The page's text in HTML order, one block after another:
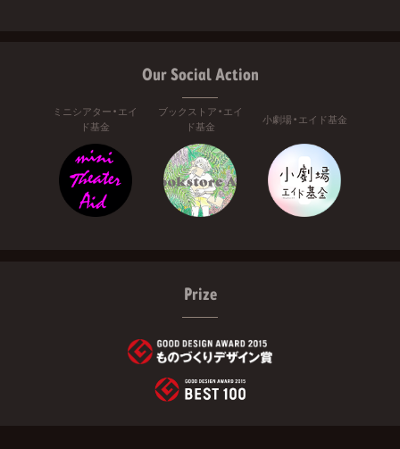
Our Social Action
ミニシアター・エイ
ド基金
ブックストア・エイ
ド基金
小劇場・エイド基金
Prize